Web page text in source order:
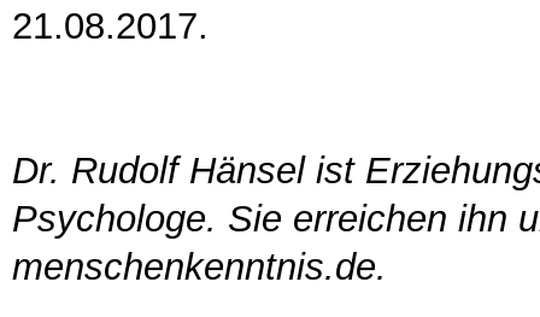
21.08.2017.
Dr. Rudolf Hänsel ist
Psychologe. Sie erreichen ihn
menschenkenntnis.de.